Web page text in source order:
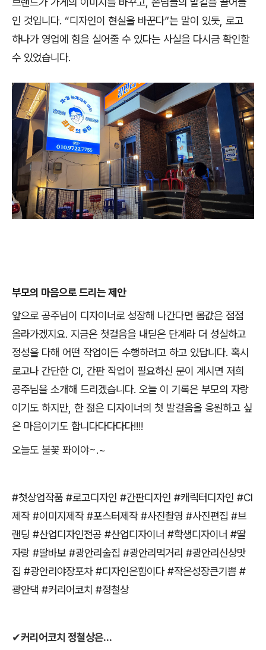
인 것입니다. “디자인이 현실을 바꾼다”는 말이 있듯 로고
하나가 영업에 힘을 실어줄 수 있다는 사실을 다시금 확인할
수 있었습니다.
부모의 마음으로 드리는 제안
앞으로 공주님이 디자이너로 성장해 나간다면 몸값은 점점
올라가겠지요. 지금은 첫걸음을 내딛은 단계라 더 성실하고
정성을 다해 어떤 작업이든 수행하려고 하고 있답니다. 혹시
로고나 간단한 CI, 간판 작업이 필요하신 분이 계시면 저희
공주님을 소개해 드리겠습니다. 오늘 이 기록은 부모의 자랑
이기도 하지만, 한 젊은 디자이너의 첫 발걸음을 응원하고 싶
은 마음이기도 합니다다다다다!!!!
오늘도 불꽃 퐈이야~.~
#첫상업작품 #로고디자인 #간판디자인 #캐릭터디자인 #CI
제작#이미지제작#포스터제작#사진촬영 #사진편집 #브
랜딩 #산업디자인전공 #산업디자이너 #학생디자이너 #딸
자랑 #딸바보 #광안리술집 #광안리먹거리 #광안리신상맛
집 #광안리야장포차#디자인은힘이다#작은성장큰기쁨 #
광안댁 #커리어코치 #정철상
✔커리어코치 정철상은...